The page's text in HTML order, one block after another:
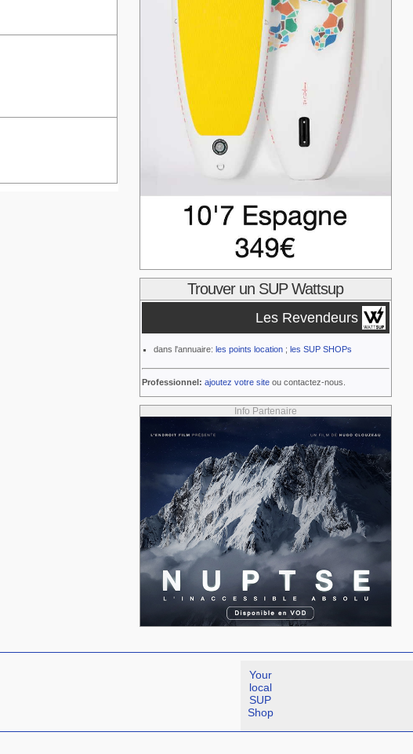
Trouver un SUP Wattsup
Les Revendeurs
dans l'annuaire: les points location; les SUP SHOPs
Professionnel: ajoutez votre siteou contactez-nous.
Info Partenaire
Your
local
SUP
Shop